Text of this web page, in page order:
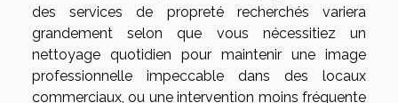
des services de propreté recherchés variera
grandement selon que vous nécessitiez un
nettoyage quotidien pour maintenir une image
professionnelle impeccable dans des locaux
commerciaux, ou une intervention moins fréquente